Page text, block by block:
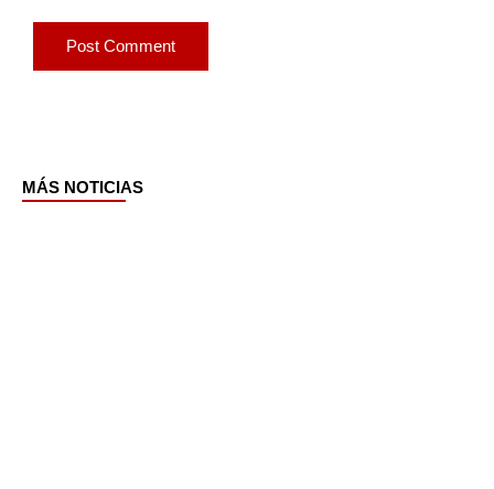
MÁS NOTICIAS